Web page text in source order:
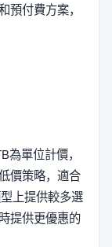
預付費方案，
為單位計價，
價策略，適合
上提供較多選
提供更優惠的